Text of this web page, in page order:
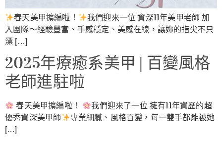
春天美甲擴編啦！
我們迎來一位 資深11年美甲老師 加
入團隊～經驗豐富、手感穩定、美感在線，讓妳的指尖不只
漂 […]
2025年療癒系美甲 | 百變風格
老師進駐啦
春天美甲擴編啦！
我們迎來了一位 擁有11年資歷的超
優秀資深美甲師
專業細膩、風格百變，每一雙手都能被她
[…]